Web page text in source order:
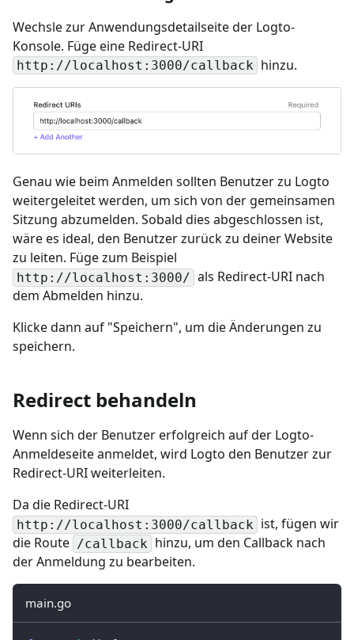
Wechsle zur Anwendungsdetailseite der Logto-
Konsole. Füge eine Redirect-URI
http://localhost:3000/callback hinzu.
Genau wie beim Anmelden sollten Benutzer zu Logto
weitergeleitet werden, um sich von der gemeinsamen
Sitzung abzumelden. Sobald dies abgeschlossen ist,
wäre es ideal, den Benutzer zurück zu deiner Website
zu leiten. Füge zum Beispiel
http://localhost:3000/ als Redirect-URI nach
dem Abmelden hinzu.
Klicke dann auf "Speichern", um die Änderungen zu
speichern.
Redirect behandeln
Wenn sich der Benutzer erfolgreich auf der Logto-
Anmeldeseite anmeldet, wird Logto den Benutzer zur
Redirect-URI weiterleiten.
Da die Redirect-URI
http://localhost:3000/callback ist, fügen wir
die Route /callback hinzu, um den Callback nach
der Anmeldung zu bearbeiten.
main.go